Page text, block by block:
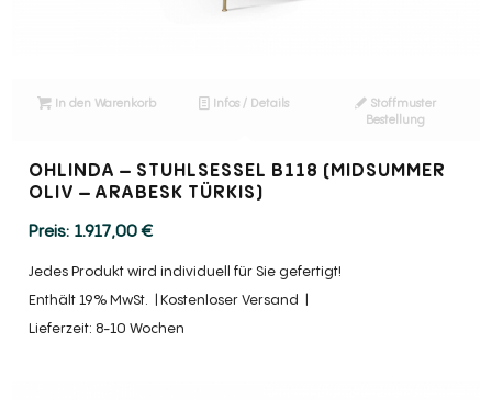
In den Warenkorb Infos / Details
Stoffmuster
Bestellung
OHLINDA – STUHLSESSEL B118 (MIDSUMMER
OLIV – ARABESK TÜRKIS)
1.917,00€
Jedes Produkt wird individuell für Sie gefertigt!
Enthält 19% MwSt.
Kostenloser Versand
Lieferzeit: 8-10 Wochen